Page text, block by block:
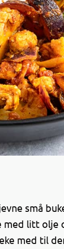
små
med litt olje
med til